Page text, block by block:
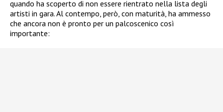
quando ha scoperto di non essere rientrato nella lista degli
artisti in gara. Al contempo, però, con maturità, ha ammesso
che ancora non è pronto per un palcoscenico così
importante: